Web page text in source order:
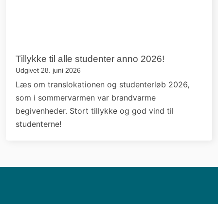
Tillykke til alle studenter anno 2026!
Udgivet 28. juni 2026
Læs om translokationen og studenterløb 2026,
som i sommervarmen var brandvarme
begivenheder. Stort tillykke og god vind til
studenterne!